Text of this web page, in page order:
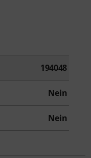
194048
Nein
Nein